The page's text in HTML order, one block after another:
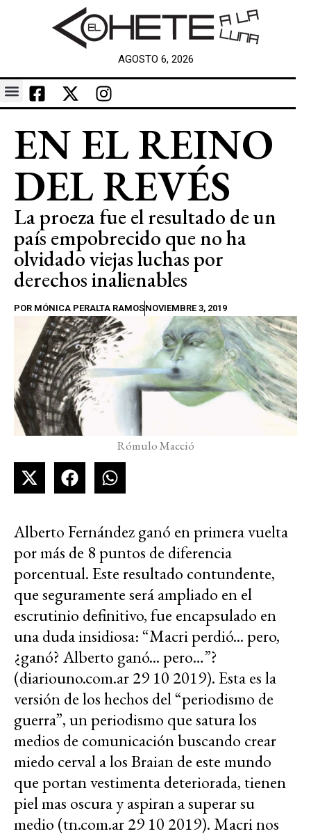
AGOSTO 6, 2026
EN EL REINO
DEL REVÉS
La proeza fue el resultado de un
país empobrecido que no ha
olvidado viejas luchas por
derechos inalienables
POR MÓNICA PERALTA RAMOSNOVIEMBRE 3, 2019
Rómulo Macció
Alberto Fernández ganó en primera vuelta
por más de 8 puntos de diferencia
porcentual. Este resultado contundente,
que seguramente será ampliado en el
escrutinio definitivo, fue encapsulado en
una duda insidiosa: “Macri perdió... pero,
¿ganó? Alberto ganó... pero…”?
(diariouno.com.ar 29 10 2019). Esta es la
versión de los hechos del “periodismo de
guerra”, un periodismo que satura los
medios de comunicación buscando crear
miedo cerval a los Braian de este mundo
que portan vestimenta deteriorada, tienen
piel mas oscura y aspiran a superar su
medio (tn.com.ar 29 10 2019). Macri nos